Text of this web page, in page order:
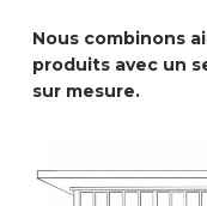
Nous combinons
produits avec un
sur mesure.